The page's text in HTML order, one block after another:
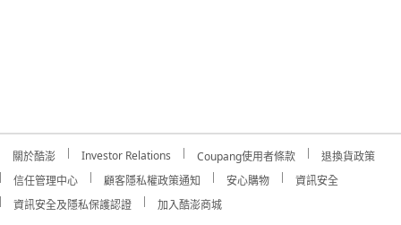
關於酷澎 Investor Relations Coupang使用者條款
退換貨政策
信任管理中心
顧客隱私權政策通知 安心購物
資訊安全
資訊安全及隱私保護認證
加入酷澎商城